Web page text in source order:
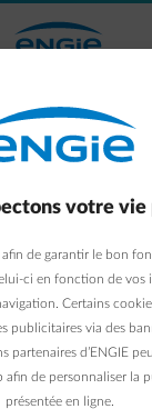
ENGIE
l’explique en
sur son
lisez la
d’une explication
bien d’une
peut donc
repris ci-dessous.
votre
afin de garantir le bon
ci en fonction de vos
Certains
publicitaires via des
partenaires d’ENGIE
afin de personnaliser la
présentée en ligne.